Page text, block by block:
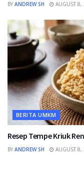
BY ANDREW SH AUGUST 8,
BERITA UMKM
Resep Tempe Kriuk
BY ANDREW SH AUGUST 8,